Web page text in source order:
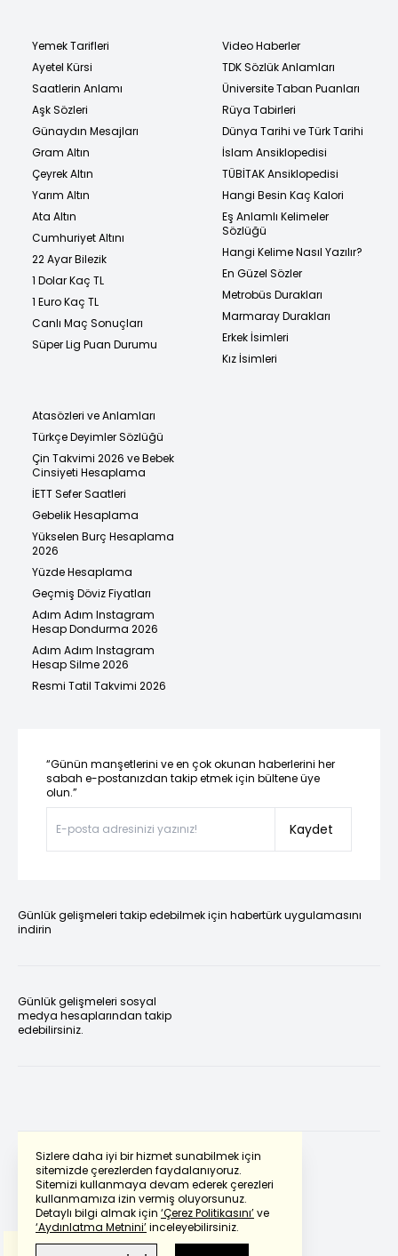
Sizlere daha iyi bir hizmet sunabilmek için
sitemizde çerezlerden faydalanıyoruz.
Sitemizi kullanmaya devam ederek çerezleri
kullanmamıza izin vermiş oluyorsunuz.
Detaylı bilgi almak için ‘Çerez Politikasını’ve
‘Aydınlatma Metnini’inceleyebilirsiniz.
Yemek Tarifleri
Ayetel Kürsi
Saatlerin Anlamı
Aşk Sözleri
Günaydın Mesajları
Gram Altın
Çeyrek Altın
Yarım Altın
Ata Altın
Cumhuriyet Altını
22 Ayar Bilezik
1 Dolar Kaç TL
1 Euro Kaç TL
Canlı Maç Sonuçları
Süper Lig Puan Durumu
Video Haberler
TDK Sözlük Anlamları
Üniversite Taban Puanları
Rüya Tabirleri
Dünya Tarihi ve Türk Tarihi
İslam Ansiklopedisi
TÜBİTAK Ansiklopedisi
Hangi Besin Kaç Kalori
Eş Anlamlı Kelimeler
Sözlüğü
Hangi Kelime Nasıl Yazılır?
En Güzel Sözler
Metrobüs Durakları
Marmaray Durakları
Erkek İsimleri
Kız İsimleri
Atasözleri ve Anlamları
Türkçe Deyimler Sözlüğü
Çin Takvimi 2026 ve Bebek
Cinsiyeti Hesaplama
İETT Sefer Saatleri
Gebelik Hesaplama
Yükselen Burç Hesaplama
2026
Yüzde Hesaplama
Geçmiş Döviz Fiyatları
Adım Adım Instagram
Hesap Dondurma 2026
Adım Adım Instagram
Hesap Silme 2026
Resmi Tatil Takvimi 2026
“Günün manşetlerini ve en çok okunan haberlerini her
sabah e-postanızdan takip etmek için bültene üye
olun.”
Kaydet
Günlük gelişmeleri takip edebilmek için habertürk uygulamasını
indirin
Günlük gelişmeleri sosyal
medya hesaplarından takip
edebilirsiniz.
Powered by Translate
Bu çevirideGoogle Transletekullanılmıştır.